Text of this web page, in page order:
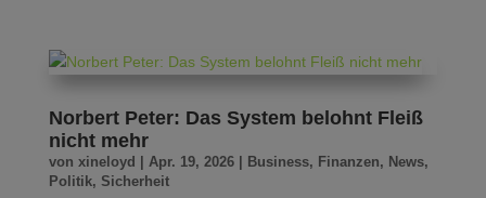
Norbert Peter: Das System belohnt Fleiß
nicht mehr
von xineloyd Apr. 19, 2026| Business, Finanzen, News,
Politik, Sicherheit